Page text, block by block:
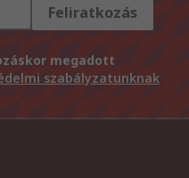
Feliratkozás
megadott
szabályzatunknak